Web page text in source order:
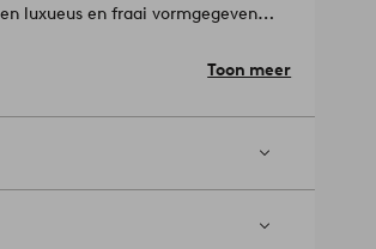
luxueus en fraai vormgegeven
elegantie uitstraalt.
Toon meer